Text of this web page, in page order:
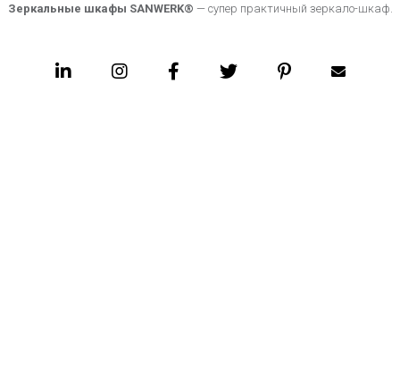
Зеркальные шкафы SANWERK® —супер практичный зеркало-шкаф.